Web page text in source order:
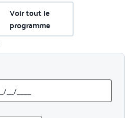
Présentation des
les secteurs d'activités
de consommation, finance,
transports, télécommunication...).
Voir tout le
programme